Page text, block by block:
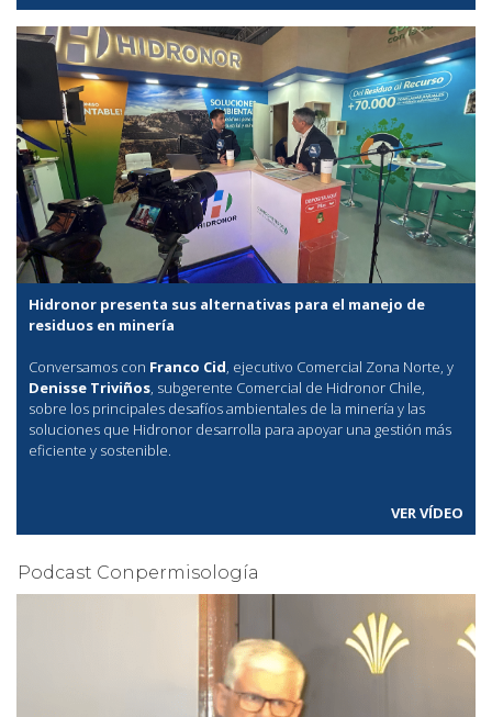
Hidronor presenta sus alternativas para el manejo de
residuos en minería
Conversamos con Franco Cid, ejecutivo Comercial Zona Norte, y
Denisse Triviños, subgerente Comercial de Hidronor Chile,
sobre los principales desafíos ambientales de la minería y las
soluciones que Hidronor desarrolla para apoyar una gestión más
eficiente y sostenible.
VER VÍDEO
Podcast Conpermisología